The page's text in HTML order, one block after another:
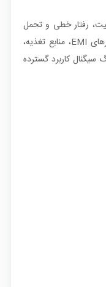
رفتار خطی و تحمل
ولتاژ بالا نیاز دارند به‌کار می‌رود و در فیلترهای EMI، منابع تغذیه،
کاربرد گسترده